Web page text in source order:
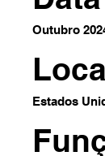
Outubro
Estados